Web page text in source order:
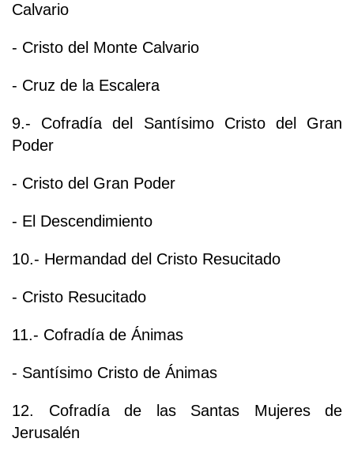
Calvario
- Cristo del Monte Calvario
- Cruz de la Escalera
9.- Cofradía del Santísimo Cristo del Gran
Poder
- Cristo del Gran Poder
- El Descendimiento
10.- Hermandad del Cristo Resucitado
- Cristo Resucitado
11.- Cofradía de Ánimas
- Santísimo Cristo de Ánimas
12. Cofradía de las Santas Mujeres de
Jerusalén